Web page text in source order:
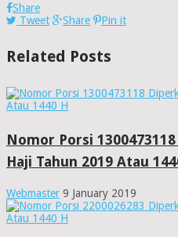
Share
Tweet
Share Pin it
Related Posts
Nomor Porsi
Haji Tahun 2019 Atau
Webmaster 9 January 2019